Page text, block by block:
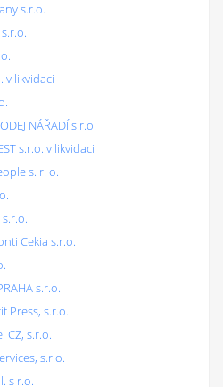
s.r.o.
v likvidaci
NÁŘADÍ s.r.o.
s.r.o. v likvidaci
s. r. o.
Cekia s.r.o.
s.r.o.
Press, s.r.o.
CZ, s.r.o.
s.r.o.
s r.o.